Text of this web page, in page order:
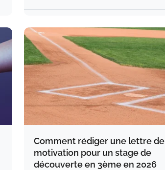
Comment rédiger une lettre de
motivation pour un stage de
découverte en 3ème en 2026